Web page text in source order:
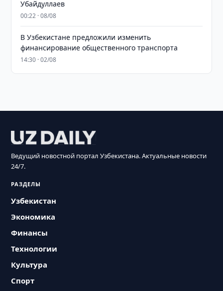
Убайдуллаев
00:22 · 08/08
В Узбекистане предложили изменить
финансирование общественного транспорта
14:30 · 02/08
Ведущий новостной портал Узбекистана. Актуальные новости
24/7.
РАЗДЕЛЫ
Узбекистан
Экономика
Финансы
Технологии
Культура
Спорт